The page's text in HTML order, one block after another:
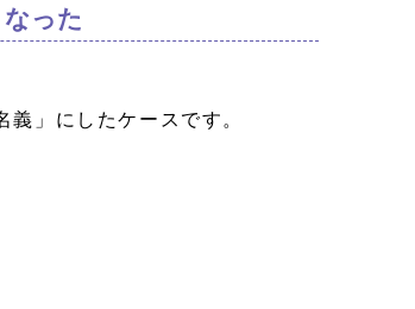
った
」にしたケースです。